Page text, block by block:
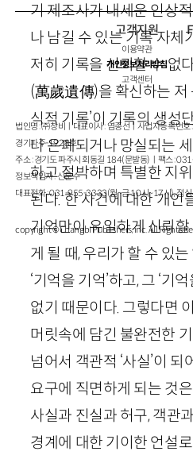
기 제조사가 내세운 인상
나 남길 수 있는 기록 자체
저히 기록을 신뢰할 수 없
(萬歲遺傳)을 확신하는 저
식적 기록’이 기록의 생성
나 은폐되거나 망실되는 세
하고 절박하며 특별한 지
된다. 한 사건에 대한 개인
기억만이 유일하게 신뢰
게 될 때, 우리가 할 수 있는
‘기억을 기억’하고, 그 ‘기
없기 때문이다. 그렇다면
머릿속에 담긴 불완전한
넘어서 객관적 ‘사실’이
요구에 직면하게 되는 것
사실과 진실과 허구, 객관
경계에 대한 기이한 언설
고객지원
이용약관
개인정보처리방침
고객센터
법인명 : ㈜창비ㅣ대표이사 : 염종선ㅣ사업자등록
경기파주-1928호
주소 : 경기도 파주시 회동길 184(문발동)ㅣ팩스 :
정보책임자 : 신문수
대표전화 : 031-955-3333(월~금 10시~17시), 점
copyright © Changbi Publishers, inc. All Rights